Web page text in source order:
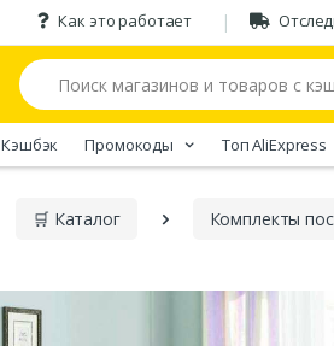
Как это работает
Кэшбэк Промокоды Tоп AliExpress
🛒 Каталог Комплекты